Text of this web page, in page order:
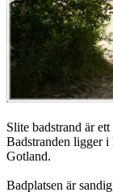
Slite badstrand är
Badstranden ligger i
Gotland.
Badplatsen är